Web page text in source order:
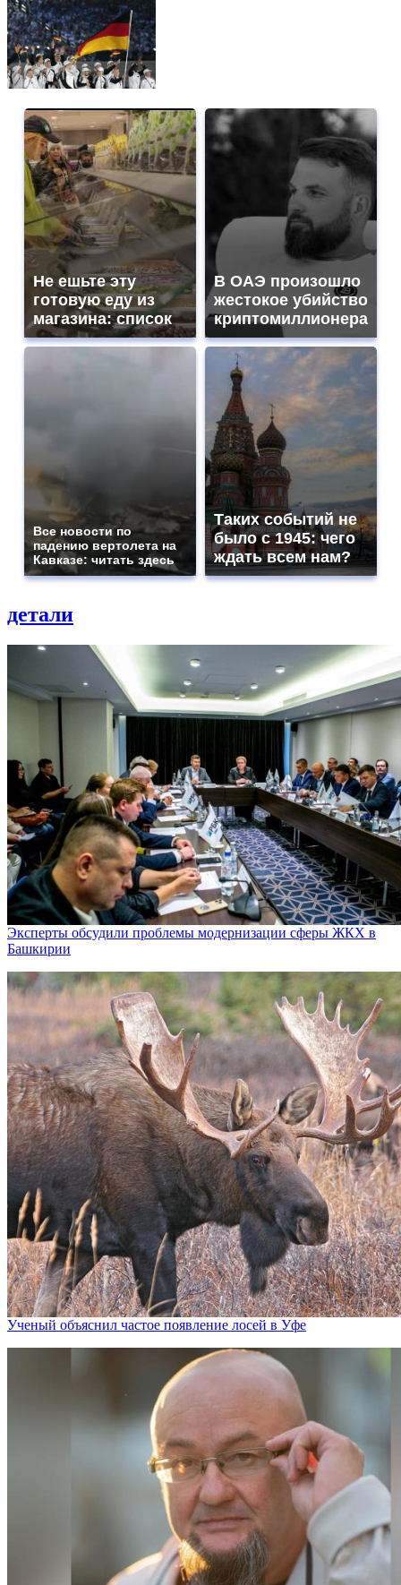
Не ешьте эту
готовую еду из
магазина: список
В ОАЭ произошло
жестокое убийство
криптомиллионера
Все новости по
падению вертолета на
Кавказе: читать здесь
Таких событий не
было с 1945: чего
ждать всем нам?
детали
Эксперты обсудили проблемы модернизации сферы ЖКХ в
Башкирии
Ученый объяснил частое появление лосей в Уфе